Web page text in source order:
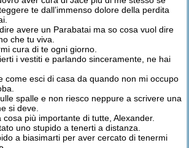
te dall’immenso dolore della perdita
avere un Parabatai ma so cosa vuol dire
che tu viva.
cura di te ogni giorno.
i vestiti e parlando sinceramente, ne hai
come esci di casa da quando non mi occupo
spalle e non riesco neppure a scrivere una
si deve.
più importante di tutte, Alexander.
uno stupido a tenerti a distanza.
a biasimarti per aver cercato di tenermi